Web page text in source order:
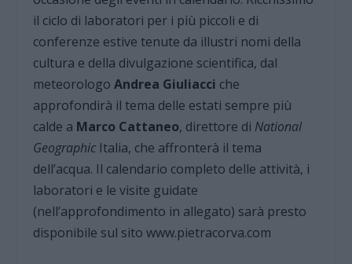
il ciclo di laboratori per i più piccoli e di
conferenze estive tenute da illustri nomi della
cultura e della divulgazione scientifica, dal
meteorologoAndrea Giuliacci che
approfondirà il tema delle estati sempre più
calde a Marco Cattaneo, direttore di National
Geographic Italia, che affronterà il tema
dell’acqua. Il calendario completo delle attività, i
laboratori e le visite guidate
(nell’approfondimento in allegato) sarà presto
disponibile sul sito www.pietracorva.com